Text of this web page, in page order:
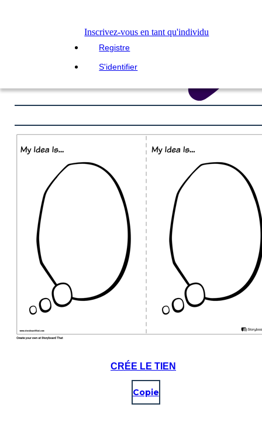
Inscrivez-vous en tant qu'individu
Registre
S'identifier
CRÉE LE TIEN
Copie